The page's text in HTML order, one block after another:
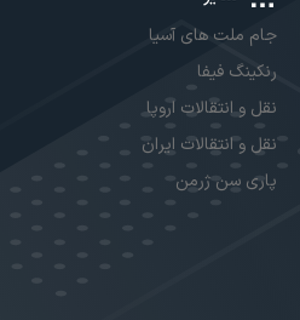
جام ملت های آسیا
رنکینگ فیفا
نقل و انتقالات اروپا
نقل و انتقالات ایران
پاری سن ژرمن